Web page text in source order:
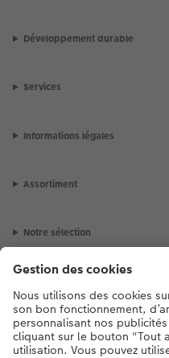
Développement durable
Services
Informations légales
Assortiment
Notre sélection